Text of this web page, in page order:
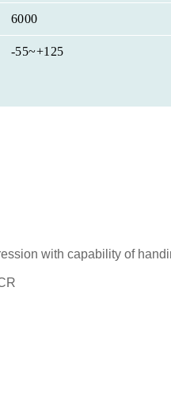
6000
-55~+125
with capability of